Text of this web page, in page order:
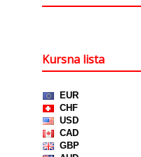
Kursna lista